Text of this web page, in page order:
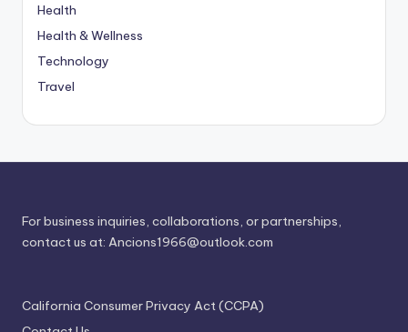
Health
Health & Wellness
Technology
Travel
For business inquiries, collaborations, or partnerships,
contact us at: Ancions1966@outlook.com
California Consumer Privacy Act (CCPA)